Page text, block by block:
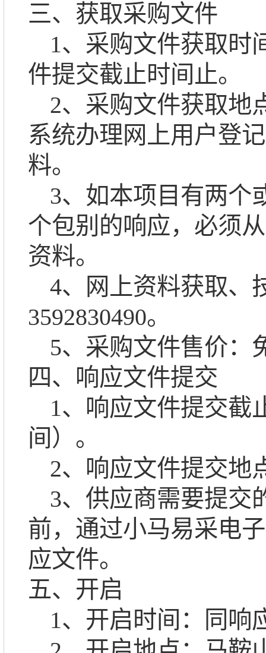
三、获取采购文件
1、采购文件获取时
件提交截止时间止。
2、采购文件获取地
系统办理网上用户登
料。
3、 如本项目有两个
个包别的响应，必须
资料。
4、网上资料获取、
3592830490。
5、采购文件售价：
四、响应文件提交
1、响应文件提交截
间）。
2、响应文件提交地
3、供应商需要提交
前，通过小马易采电
应文件。
五、开启
1、开启时间：同响